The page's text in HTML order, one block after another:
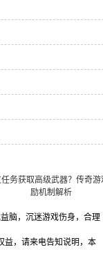
务获取高级武器？传奇
励机制解析
脑，沉迷游戏伤身，合理
益，请来电告知说明，本